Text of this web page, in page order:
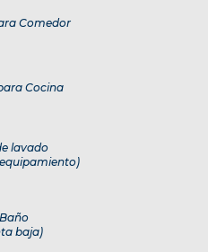
Comedor
Cocina
lavado
baja)